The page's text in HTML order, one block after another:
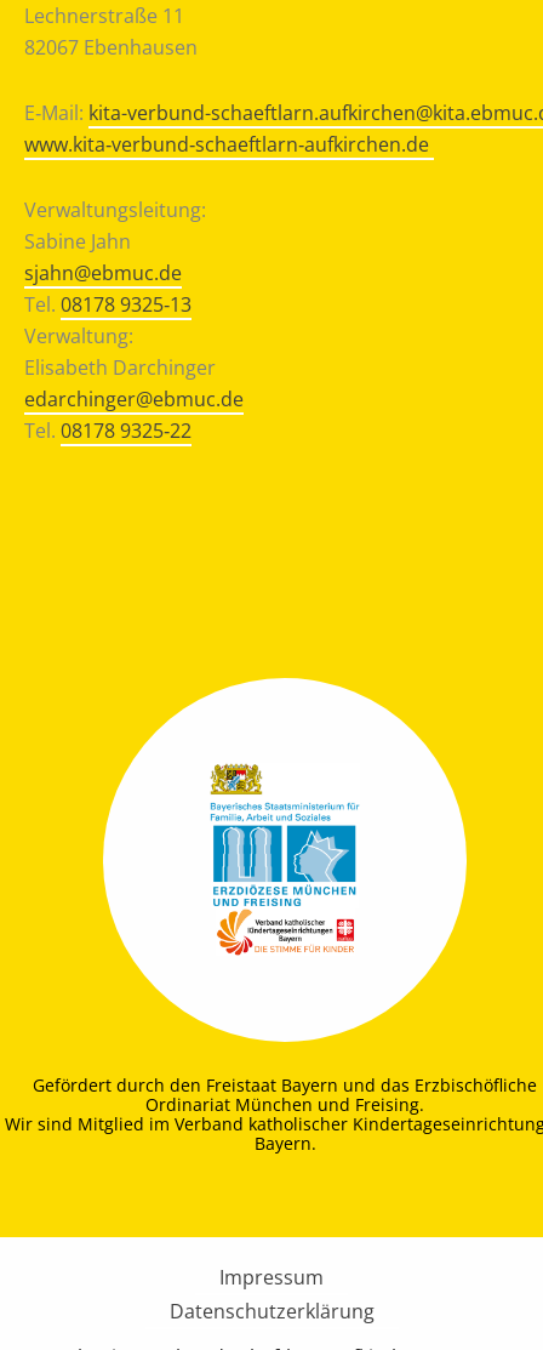
Lechnerstraße 11
82067 Ebenhausen
E‐Mail: kita-verbund-
www.kita‐verbund‐schaeftlarn‐aufkirchen.de
Verwaltungsleitung:
Sabine Jahn
sjahn@ebmuc.de
Tel. 08178 9325‐13
Verwaltung:
Elisabeth Darchinger
edarchinger@ebmuc.de
Tel. 08178 9325‐22
Gefördert durch den Freistaat Bayern und das Erzbischöfliche
Ordinariat München und Freising.
Wir sind Mitglied im Verband katholischer
Bayern.
Impressum
Datenschutzerklärung